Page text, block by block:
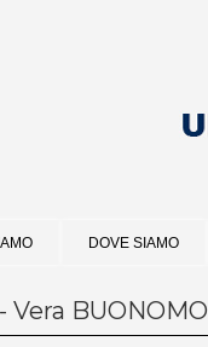
DOVE SIAMO
Vera BUONOMO